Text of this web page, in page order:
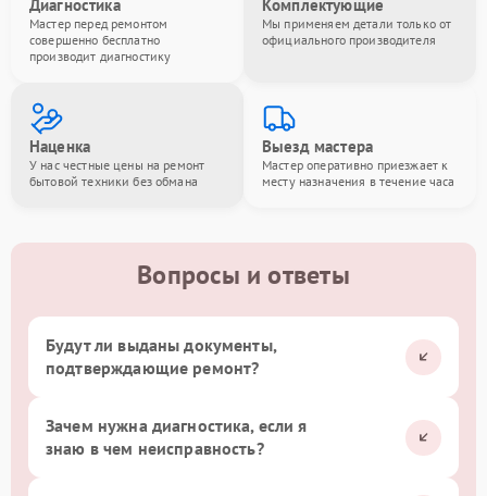
Диагностика
Мастер перед ремонтом
совершенно бесплатно
производит диагностику
Комплектующие
Мы применяем детали только от
официального производителя
Наценка
У нас честные цены на ремонт
бытовой техники без обмана
Выезд мастера
Мастер оперативно приезжает к
месту назначения в течение часа
Вопросы и ответы
Будут ли выданы документы,
подтверждающие ремонт?
Зачем нужна диагностика, если я
знаю в чем неисправность?